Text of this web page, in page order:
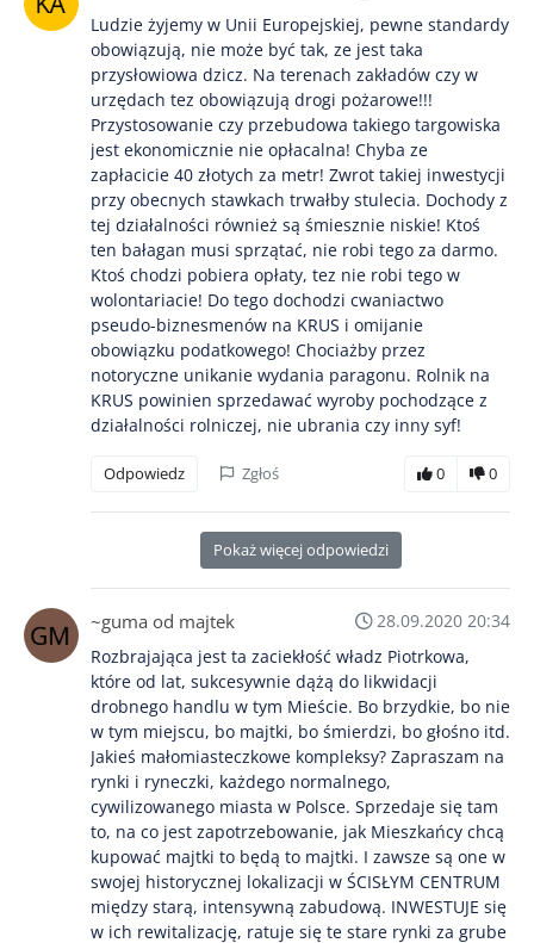
Ludzie żyjemy w Unii Europejskiej, pewne standardy
obowiązują, nie może być tak, ze jest taka
przysłowiowa dzicz. Na terenach zakładów czy w
urzędach tez obowiązują drogi pożarowe!!!
Przystosowanie czy przebudowa takiego targowiska
jest ekonomicznie nie opłacalna! Chyba ze
zapłacicie 40 złotych za metr! Zwrot takiej inwestycji
przy obecnych stawkach trwałby stulecia. Dochody z
tej działalności również są śmiesznie niskie! Ktoś
ten bałagan musi sprzątać, nie robi tego za darmo.
Ktoś chodzi pobiera opłaty, tez nie robi tego w
wolontariacie! Do tego dochodzi cwaniactwo
pseudo-biznesmenów na KRUS i omijanie
obowiązku podatkowego! Chociażby przez
notoryczne unikanie wydania paragonu. Rolnik na
KRUS powinien sprzedawać wyroby pochodzące z
działalności rolniczej, nie ubrania czy inny syf!
Odpowiedz Zgłoś 0 0
Pokaż więcej odpowiedzi
~guma od majtek
28.09.2020 20:34
Rozbrajająca jest ta zaciekłość władz Piotrkowa,
które od lat, sukcesywnie dążą do likwidacji
drobnego handlu w tym Mieście. Bo brzydkie, bo nie
w tym miejscu, bo majtki, bo śmierdzi, bo głośno itd.
Jakieś małomiasteczkowe kompleksy? Zapraszam na
rynki i ryneczki, każdego normalnego,
cywilizowanego miasta w Polsce. Sprzedaje się tam
to, na co jest zapotrzebowanie, jak Mieszkańcy chcą
kupować majtki to będą to majtki. I zawsze są one w
swojej historycznej lokalizacji w ŚCISŁYM CENTRUM
między starą, intensywną zabudową. INWESTUJE się
w ich rewitalizację, ratuje się te stare rynki za grube